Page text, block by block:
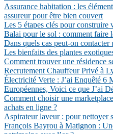
Assurance habitation : les
assureur pour être bien couvert
Les 5 étapes clés pour construire
Balai pour le sol : comment faire
Dans quels cas peut-on
Les bienfaits des plantes
Comment trouver une résidence
Recrutement Chauffeur Privé à
Électricité Verte : J’ai Enquêté 6
Européennes, Voici ce que J’ai
Comment choisir une
achats en ligne ?
Aspirateur laveur : pour nettoyer
François Bayrou à Matignon :